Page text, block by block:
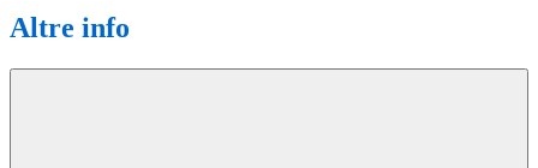
Altre info